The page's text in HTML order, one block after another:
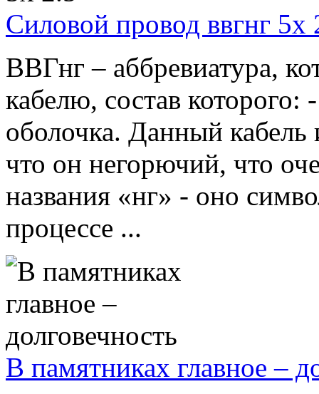
Силовой провод ввгнг 5х
ВВГнг – аббревиатура,
кабелю, состав
оболочка. Данный кабель
что он негорючий, что
названия «нг» - оно
процессе ...
В памятниках главное –